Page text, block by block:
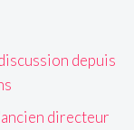
depuis
directeur